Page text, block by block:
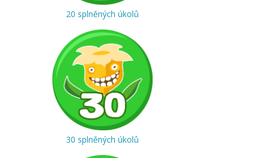
20 splněných úkolů
30 splněných úkolů